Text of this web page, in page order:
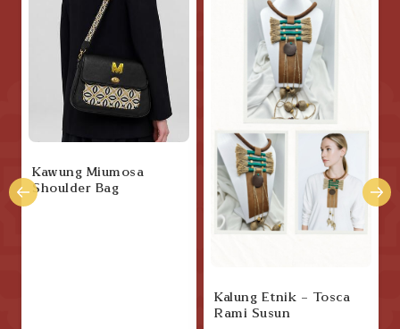
Kawung Miumosa
Shoulder Bag
Kalung Etnik - Tosca
Rami Susun